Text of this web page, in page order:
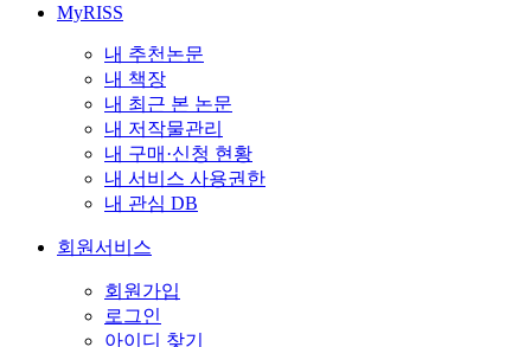
MyRISS
내 추천논문
내 책장
내 최근 본 논문
내 저작물관리
내 구매·신청 현황
내 서비스 사용권한
내 관심 DB
회원서비스
회원가입
로그인
아이디 찾기